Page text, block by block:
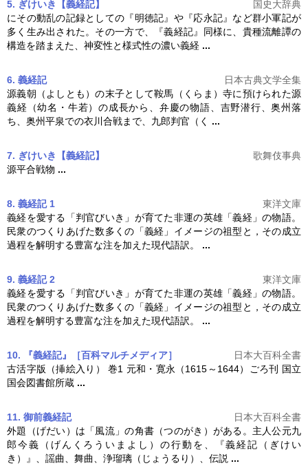
5. ぎけいき【義経記】
国史大辞典
にその動乱の記録としての『明徳記』や『応永記』など群小軍記が
多く生み出された。その一方で、『義経記』同様に、貴種流離譚の
構造を踏まえた、神変性と様式性の濃い義経 ...
6. 義経記
日本古典文学全集
源義朝（よしとも）の末子として鞍馬（くらま）寺に預けられた源
義経（幼名・牛若）の成長から、弁慶の物語、吉野潜行、奥州落
ち、奥州平泉での衣川合戦まで、九郎判官（く ...
7. ぎけいき【義経記】
歌舞伎事典
源平合戦物 ...
8. 義経記 1
東洋文庫
義経を愛する「判官びいき」が育てた非運の英雄「義経」の物語。
民衆のつくりあげた数多くの「義経」イメージの祖型と，その成立
過程を解明する豊富な注を加えた現代語訳。 ...
9. 義経記 2
東洋文庫
義経を愛する「判官びいき」が育てた非運の英雄「義経」の物語。
民衆のつくりあげた数多くの「義経」イメージの祖型と，その成立
過程を解明する豊富な注を加えた現代語訳。 ...
10. 『義経記』［百科マルチメディア］
日本大百科全書
古活字版（挿絵入り） 巻1 元和・寛永（1615～1644）ごろ刊 国立
国会図書館所蔵 ...
11. 御前義経記
日本大百科全書
外題（げだい）は「風流」の角書（つのがき）がある。主人公元九
郎今義（げんくろういまよし）の行動を、『義経記
（ぎけい
き）』、謡曲、舞曲、浄瑠璃（じょうるり）、伝説 ...